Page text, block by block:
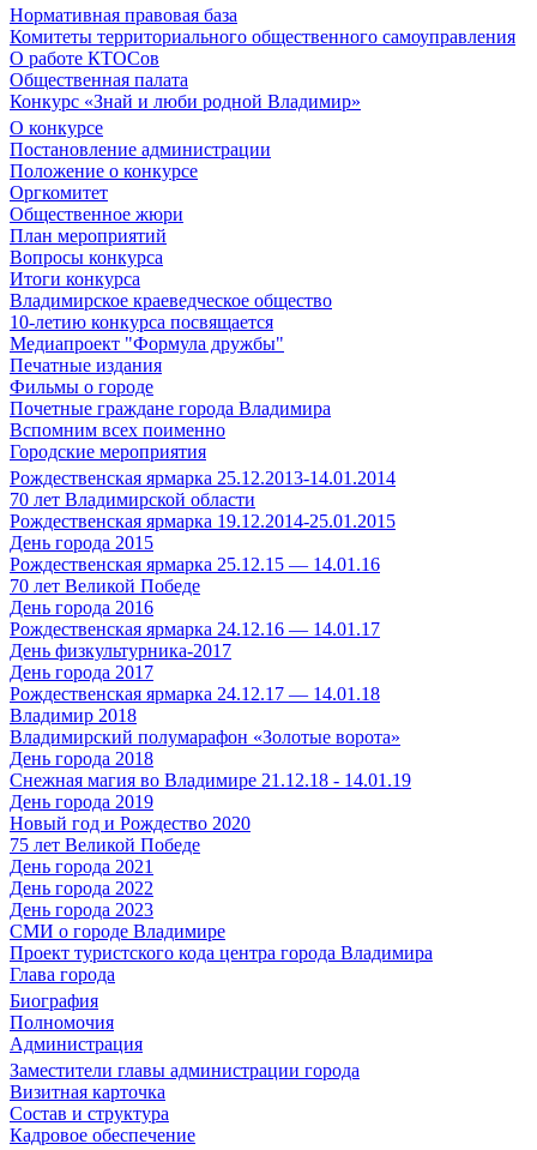
Нормативная правовая база
Комитеты территориального общественного самоуправления
О работе КТОСов
Общественная палата
Конкурс «Знай и люби родной Владимир»
О конкурсе
Постановление администрации
Положение о конкурсе
Оргкомитет
Общественное жюри
План мероприятий
Вопросы конкурса
Итоги конкурса
Владимирское краеведческое общество
10-летию конкурса посвящается
Медиапроект "Формула дружбы"
Печатные издания
Фильмы о городе
Почетные граждане города Владимира
Вспомним всех поименно
Городские мероприятия
Рождественская ярмарка 25.12.2013-14.01.2014
70 лет Владимирской области
Рождественская ярмарка 19.12.2014-25.01.2015
День города 2015
Рождественская ярмарка 25.12.15 — 14.01.16
70 лет Великой Победе
День города 2016
Рождественская ярмарка 24.12.16 — 14.01.17
День физкультурника-2017
День города 2017
Рождественская ярмарка 24.12.17 — 14.01.18
Владимир 2018
Владимирский полумарафон «Золотые ворота»
День города 2018
Снежная магия во Владимире 21.12.18 - 14.01.19
День города 2019
Новый год и Рождество 2020
75 лет Великой Победе
День города 2021
День города 2022
День города 2023
СМИ о городе Владимире
Проект туристского кода центра города Владимира
Глава города
Биография
Полномочия
Администрация
Заместители главы администрации города
Визитная карточка
Состав и структура
Кадровое обеспечение